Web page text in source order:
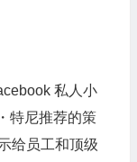
私人小
特尼推荐的策
给员工和顶级